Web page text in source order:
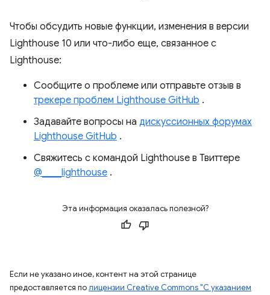
Чтобы обсудить новые функции, изменения в версии
Lighthouse 10 или что-либо еще, связанное с
Lighthouse:
Сообщите о проблеме или отправьте отзыв в
трекере проблем Lighthouse GitHub .
Задавайте вопросы на дискуссионных форумах
Lighthouse GitHub .
Свяжитесь с командой Lighthouse в Твиттере
@____lighthouse .
Эта информация оказалась полезной?
Если не указано иное, контент на этой странице
предоставляется полицензии Creative Commons "С указанием